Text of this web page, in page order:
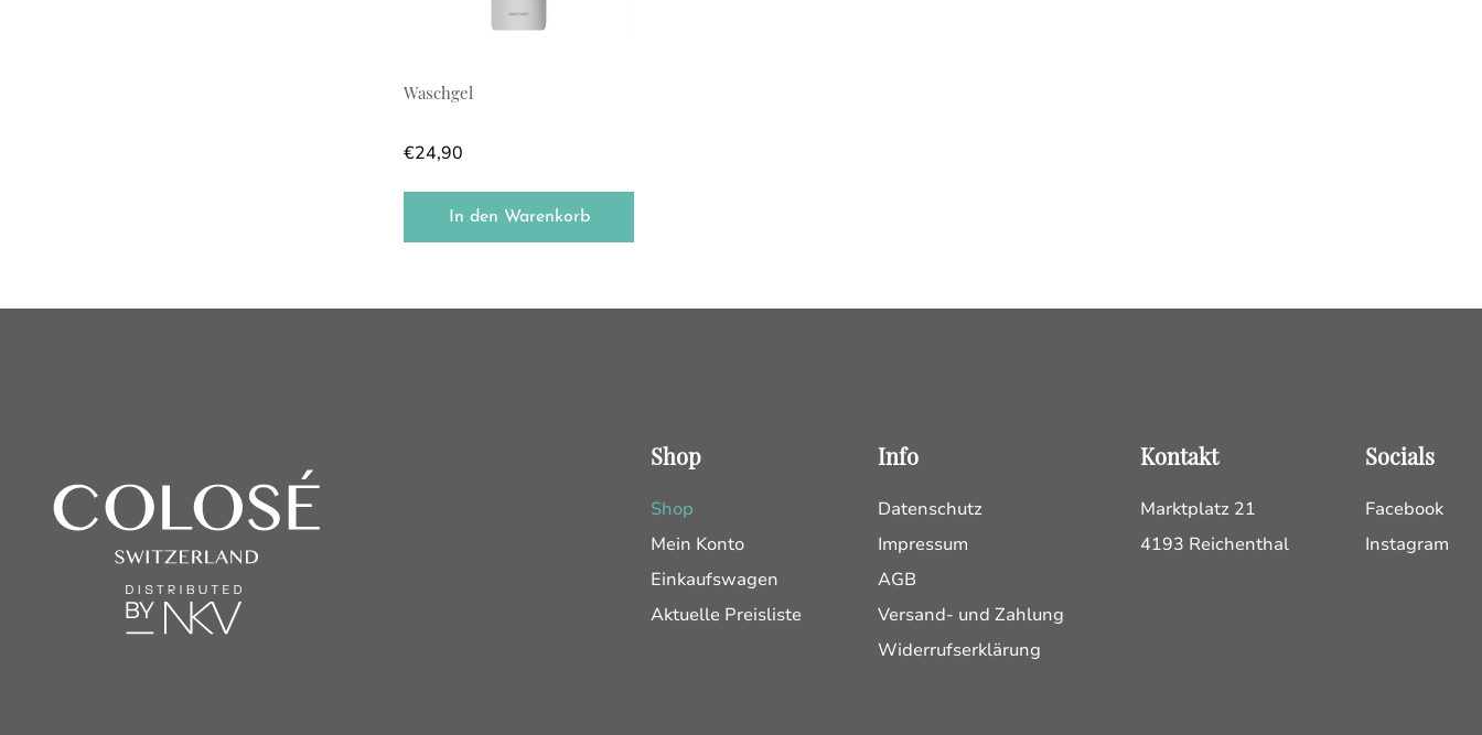
Waschgel
€24,90
In den Warenkorb
Shop
Shop
Mein Konto
Einkaufswagen
Aktuelle Preisliste
Info
Datenschutz
Impressum
AGB
Versand- und Zahlung
Widerrufserklärung
Kontakt
Marktplatz 21
4193 Reichenthal
Socials
Facebook
Instagram